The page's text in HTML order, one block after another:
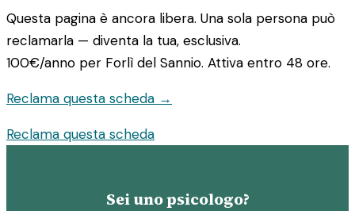
Questa pagina è ancora libera. Una sola persona può
reclamarla — diventa la tua, esclusiva.
100€/anno per Forlì del Sannio. Attiva entro 48 ore.
Reclama questa scheda →
Reclama questa scheda
Sei uno psicologo?